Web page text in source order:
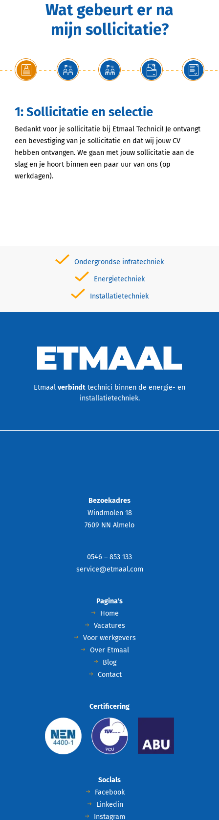
Wat gebeurt er na
mijn sollicitatie?
1: Sollicitatie en selectie
Bedankt voor je sollicitatie bij Etmaal Technici! Je ontvangt
een bevestiging van je sollicitatie en dat wij jouw CV
hebben ontvangen. We gaan met jouw sollicitatie aan de
slag en je hoort binnen een paar uur van ons (op
werkdagen).
Ondergrondse infratechniek
Energietechniek
Installatietechniek
Etmaal verbindt technici binnen de energie- en
installatietechniek.
Bezoekadres
Windmolen 18
7609 NN Almelo
0546 – 853 133
service@etmaal.com
Pagina's
Home
Vacatures
Voor werkgevers
Over Etmaal
Blog
Contact
Certificering
Socials
Facebook
Linkedin
Instagram